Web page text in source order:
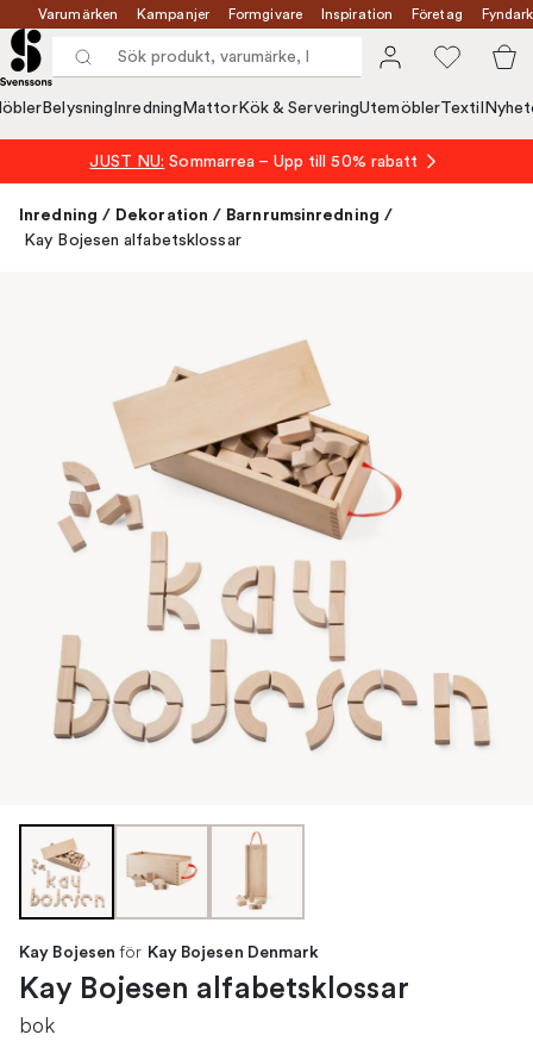
Varumärken Kampanjer Formgivare Inspiration Företag
Belysning Inredning MattorKök & ServeringUtemöblerTextil
JUST NU: Sommarrea – Upp till 50% rabatt
Inredning / Dekoration / Barnrumsinredning /
Kay Bojesen alfabetsklossar
Kay Bojesen för Kay Bojesen Denmark
Kay Bojesen alfabetsklossar
bok